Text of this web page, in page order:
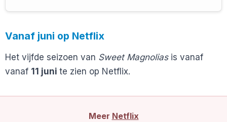
Vanaf juni op Netflix
Het vijfde seizoen van Sweet Magnoliasis vanaf
vanaf 11 juni te zien op Netflix.
Meer Netflix